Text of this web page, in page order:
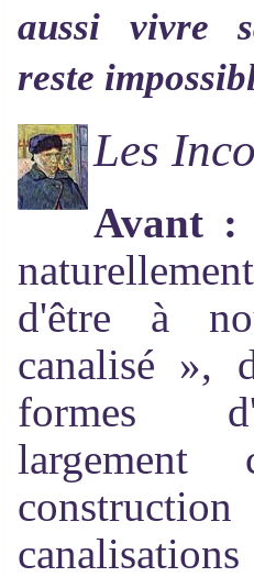
aussi vivre
reste
Les
Avant :
d'être à
canalisé »,
formes